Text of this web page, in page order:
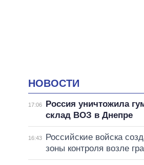
НОВОСТИ
17:06
Россия уничтожила
склад ВОЗ в Днепре
16:43
Российские войска
зоны контроля возле